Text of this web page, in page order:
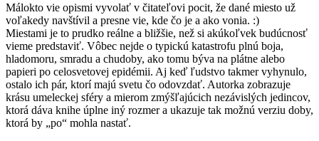
Málokto vie opismi vyvolať v čitateľovi pocit, že dané miesto už
voľakedy navštívil a presne vie, kde čo je a ako vonia. :)
Miestami je to prudko reálne a bližšie, než si akúkoľvek budúcnosť
vieme predstaviť. Vôbec nejde o typickú katastrofu plnú boja,
hladomoru, smradu a chudoby, ako tomu býva na plátne alebo
papieri po celosvetovej epidémii. Aj keď ľudstvo takmer vyhynulo,
ostalo ich pár, ktorí majú svetu čo odovzdať. Autorka zobrazuje
krásu umeleckej sféry a mierom zmýšľajúcich nezávislých jedincov,
ktorá dáva knihe úplne iný rozmer a ukazuje tak možnú verziu doby,
ktorá by „po“ mohla nastať.